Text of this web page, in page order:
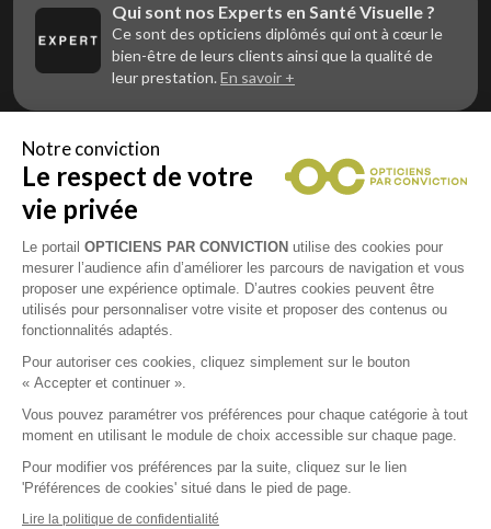
Qui sont nos Experts en Santé Visuelle ?
Ce sont des opticiens diplômés qui ont à cœur le
bien-être de leurs clients ainsi que la qualité de
leur prestation. En savoir +
Vous êtes un professionnel de la vue et
vous souhaitez nous rejoindre ?
Contactez Alliance Optic, la centrale d’achats et
d’accompagnement des opticiens indépendants
Contacts
Notre conviction
Le respect de votre
vie privée
Le portail OPTICIENS PAR CONVICTION utilise des cookies pour
mesurer l’audience afin d’améliorer les parcours de navigation et vous
proposer une expérience optimale. D’autres cookies peuvent être
utilisés pour personnaliser votre visite et proposer des contenus ou
fonctionnalités adaptés.
Pour autoriser ces cookies, cliquez simplement sur le bouton
« Accepter et continuer ».
Vous pouvez paramétrer vos préférences pour chaque catégorie à tout
moment en utilisant le module de choix accessible sur chaque page.
Pour modifier vos préférences par la suite, cliquez sur le lien
'Préférences de cookies' situé dans le pied de page.
Lire la politique de confidentialité